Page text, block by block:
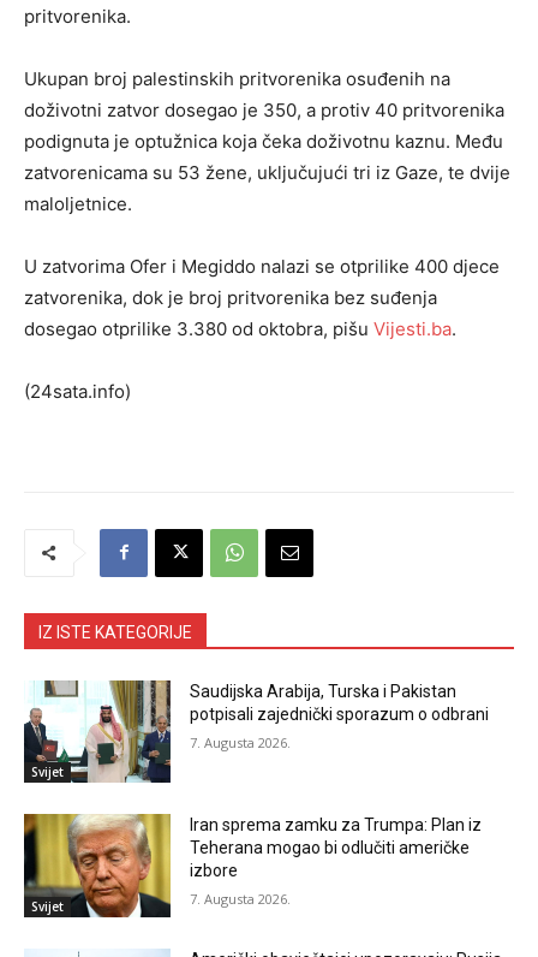
pritvorenika.
Ukupan broj palestinskih pritvorenika osuđenih na
doživotni zatvor dosegao je 350, a protiv 40 pritvorenika
podignuta je optužnica koja čeka doživotnu kaznu. Među
zatvorenicama su 53 žene, uključujući tri iz Gaze, te dvije
maloljetnice.
U zatvorima Ofer i Megiddo nalazi se otprilike 400 djece
zatvorenika, dok je broj pritvorenika bez suđenja
dosegao otprilike 3.380 od oktobra, pišu Vijesti.ba.
(24sata.info)
IZ ISTE KATEGORIJE
Svijet
Saudijska Arabija, Turska i Pakistan
potpisali zajednički sporazum o odbrani
7. Augusta 2026.
Svijet
Iran sprema zamku za Trumpa: Plan iz
Teherana mogao bi odlučiti američke
izbore
7. Augusta 2026.